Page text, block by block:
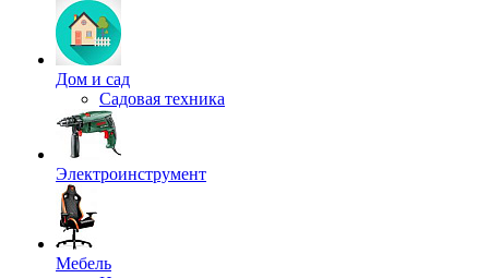
Дом и сад
Садовая техника
Электроинструмент
Мебель